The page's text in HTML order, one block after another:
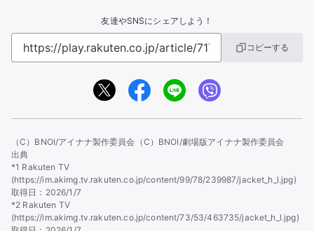
友達やSNSにシェアしよう！
コピーする
（C）BNOI/アイナナ製作委員会 （C）BNOI/劇場版アイナナ製作委員会
出典
*1 Rakuten TV
(https://im.akimg.tv.rakuten.co.jp/content/99/78/239987/jacket_h_l.jpg)
取得日：2026/1/7
*2 Rakuten TV
(https://im.akimg.tv.rakuten.co.jp/content/73/53/463735/jacket_h_l.jpg)